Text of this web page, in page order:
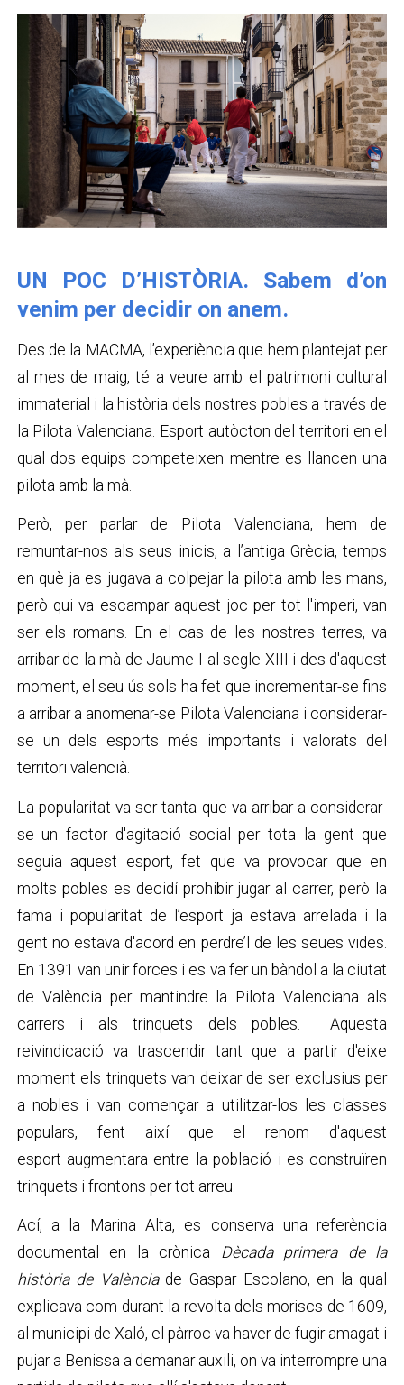
UN POC D’HISTÒRIA. Sabem d’on
venim per decidir on anem.
Des de la MACMA, l’experiència que hem plantejat per
al mes de maig, té a veure amb el patrimoni cultural
immaterial i la història dels nostres pobles a través de
la Pilota Valenciana. Esport autòcton del territori en el
qual dos equips competeixen mentre es llancen una
pilota amb la mà.
Però, per parlar de Pilota Valenciana, hem de
remuntar-nos als seus inicis, a l’antiga Grècia, temps
en què ja es jugava a colpejar la pilota amb les mans,
però qui va escampar aquest joc per tot l'imperi, van
ser els romans. En el cas de les nostres terres, va
arribar de la mà de Jaume I al segle XIII i des d'aquest
moment, el seu ús sols ha fet que incrementar-se fins
a arribar a anomenar-se Pilota Valenciana i considerar-
se un dels esports més importants i valorats del
territori valencià.
La popularitat va ser tanta que va arribar a considerar-
se un factor d'agitació social per tota la gent que
seguia aquest esport, fet que va provocar que en
molts pobles es decidí prohibir jugar al carrer, però la
fama i popularitat de l’esport ja estava arrelada i la
gent no estava d'acord en perdre’l de les seues vides.
En 1391 van unir forces i es va fer un bàndol a la ciutat
de València per mantindre la Pilota Valenciana als
carrers i als trinquets dels pobles. Aquesta
reivindicació va trascendir tant que a partir d'eixe
moment els trinquets van deixar de ser exclusius per
a nobles i van començar a utilitzar-los les classes
populars, fent així que el renom d'aquest
esport augmentara entre la població i es construïren
trinquets i frontons per tot arreu.
Ací, a la Marina Alta, es conserva una referència
documental en la crònica
Dècada primera de la
història de Valènciade Gaspar Escolano, en la qual
explicava com durant la revolta dels moriscs de 1609,
al municipi de Xaló, el pàrroc va haver de fugir amagat i
pujar a Benissa a demanar auxili, on va interrompre una